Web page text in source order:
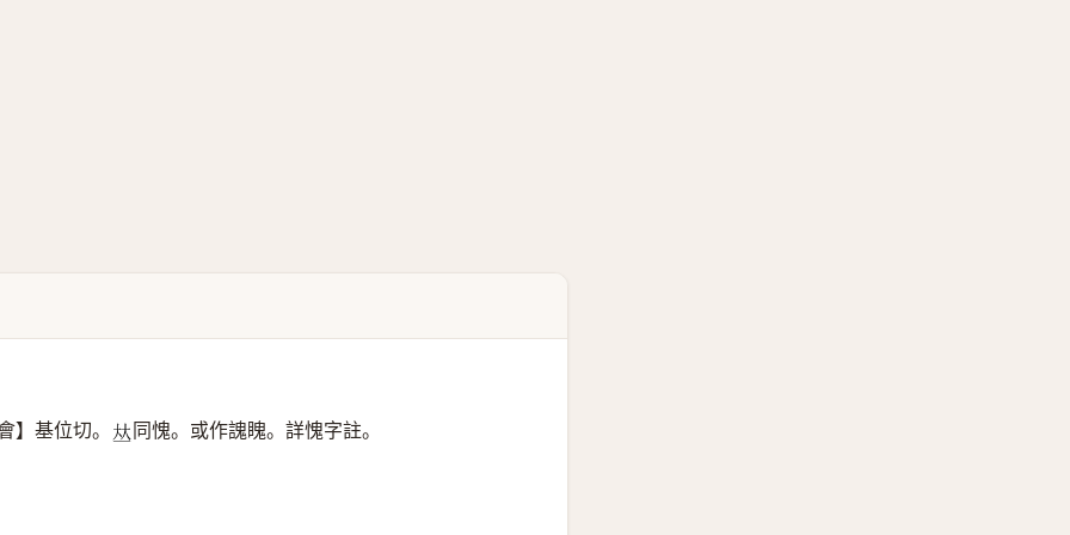
】基位切。 𠀤同愧。或作謉䁛。詳愧字註。